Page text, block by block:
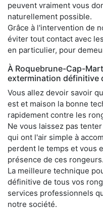
peuvent vraiment vous
naturellement possible.
Grâce à l'intervention de
éviter tout contact avec
en particulier, pour
À Roquebrune-Cap-
extermination définitive
Vous allez devoir savoir
est et maison la bonne
rapidement contre les
Ne vous laissez pas
qui ont l'air simple à
perdent le temps et vous
présence de ces rongeurs.
La meilleure technique
définitive de tous vos
services professionnels
notre société.